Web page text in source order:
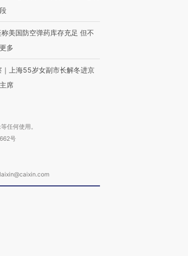
美国防空弹药库存充足 但不
多
｜上海55岁女副市长解冬进京
席
任何使用。
号